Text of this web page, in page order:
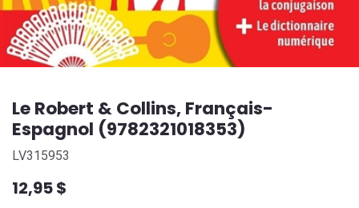
Le Robert & Collins, Français-
Espagnol (9782321018353)
LV315953
12,95$